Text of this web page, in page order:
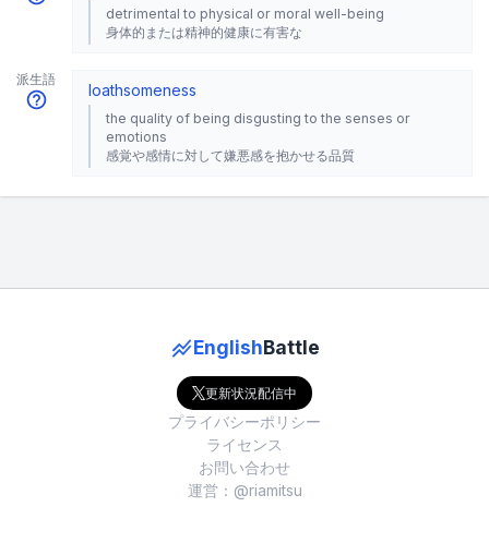
detrimental to physical or moral well-being
身体的または精神的健康に有害な
派生語
loathsomeness
the quality of being disgusting to the senses or
emotions
感覚や感情に対して嫌悪感を抱かせる品質
EnglishBattle
更新状況配信中
プライバシーポリシー
ライセンス
お問い合わせ
運営：@riamitsu